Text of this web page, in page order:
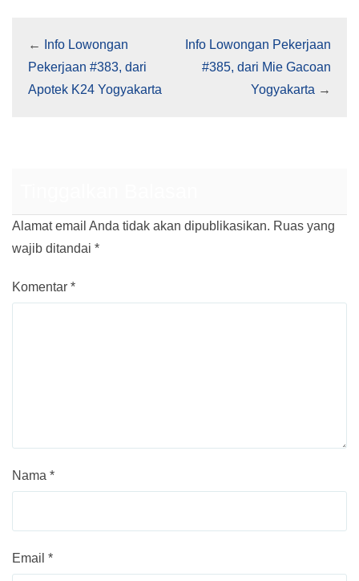
←
Info Lowongan
Pekerjaan #383, dari
Apotek K24 Yogyakarta
Info Lowongan Pekerjaan
#385, dari Mie Gacoan
Yogyakarta →
Alamat email Anda tidak akan dipublikasikan. Ruas yang
wajib ditandai *
Komentar *
Nama *
Email *